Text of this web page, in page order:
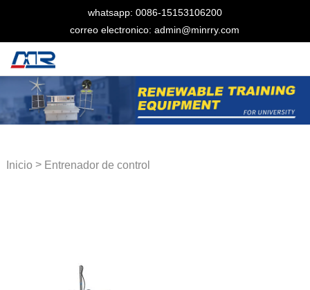
whatsapp: 0086-15153106200
correo electronico: admin@minrry.com
Inicio> Entrenador de control